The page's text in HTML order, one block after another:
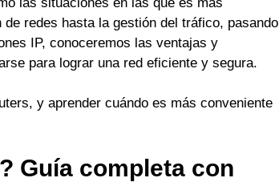
redes hasta la gestión del tráfico, pasando
IP, conoceremos las ventajas y
para lograr una red eficiente y segura.
y aprender cuándo es más conveniente
Guía completa con